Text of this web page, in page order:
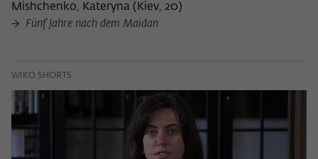
Mishchenko, Kateryna ( Kiev, 20)
Fünf Jahre nach dem Maidan
WIKO SHORTS